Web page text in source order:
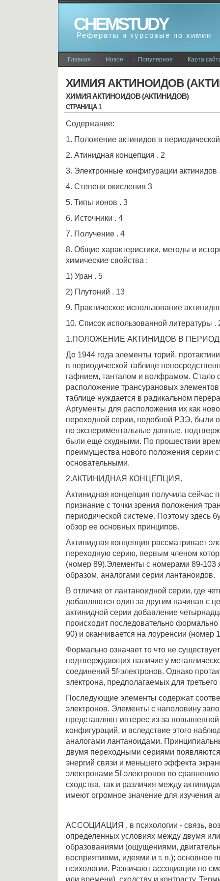
CHEMSTUDY
Рефераты и курсовые по химии
Главная Новое Популярное Карта
ХИМИЯ АКТИНОИДОВ
ХИМИЯ АКТИНОИДОВ (АКТИНИДОВ)
СТРАНИЦА 1
Содержание:
1. Положение актинидов в
2. Атинидная концепция . 2
3. Электронные конфигурации актинидов
4. Степени окисления 3
5. Типы ионов . 3
6. Источники . 4
7. Получение . 4
8. Общие характеристики, методы и
химические свойства :
1) Уран . 5
2) Плутоний . 13
9. Практическое использование
10. Список использованной литературы .
1.ПОЛОЖЕНИЕ АКТИНИДОВ В
До 1944 года элементы торий,
в периодической таблице
гафнием, танталом и волфрамом. Стало
расположение трансурановых
таблице нуждается в радикальном
Аргументы для расположения их как
переходной серии, подобной РЗЭ, были
но экспериментальные данные,
были еще скудными. По прошествии
преимущества нового положения серии
основательными.
2.АКТИНИДНАЯ КОНЦЕПЦИЯ.
Актинидная концепция получила сейчас
признание с точки зрения положения
периодической системе. Поэтому здесь
обзор ее основных принципов.
Актинидная концепция рассматривает
переходную серию, первым членом
(номер 89).Элементы с номерами 89-103
образом, аналогами серии лантаноидов.
В отличие от лантаноидной серии, где
добавляются один за другим начиная с
актинидной серии добавление
происходит последовательно
90) и оканчивается на лоуренсии (номер
Формально означает то что не
подтверждающих наличие у
соединений 5f-электронов. Однако
электрона, предполагаемых для
Последующие элементы содержат
электронов. Элементы с наполовину
представляют интерес из-за повышенной
конфигураций, и вследствие этого
аналогами лантаноидами.
двумя переходными сериями появляются
энергий связи и меньшего эффекта
электронами 5f-электронов по
сходства, так и различия между
имеют огромное значение для изучения
АССОЦИАЦИЯ , в психологии - связь,
определенных условиях между двумя
образованиями (ощущениями,
восприятиями, идеями и т. п.); основное
психологии. Различают ассоциации по
или времени), сходству и контрасту.